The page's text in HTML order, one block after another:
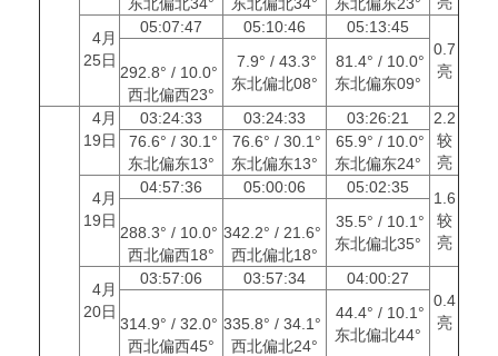
4月
25日
05:07:47 05:10:46
05:13:45
0.7
亮
292.8° / 10.0°
西北偏西23°
7.9° / 43.3°
东北偏北08°
81.4° / 10.0°
东北偏东09°
4月
19日
03:24:33 03:24:33 03:26:21
2.2
较
亮
76.6° / 30.1°
东北偏东13°
76.6° / 30.1°
东北偏东13°
65.9° / 10.0°
东北偏东24°
4月
19日
04:57:36 05:00:06 05:02:35
1.6
较
亮
288.3° / 10.0°
西北偏西18°
342.2° / 21.6°
西北偏北18°
35.5° / 10.1°
东北偏北35°
4月
20日
03:57:06 03:57:34
04:00:27
0.4
亮
314.9° / 32.0°
西北偏西45°
335.8° / 34.1°
西北偏北24°
44.4° / 10.1°
东北偏北44°